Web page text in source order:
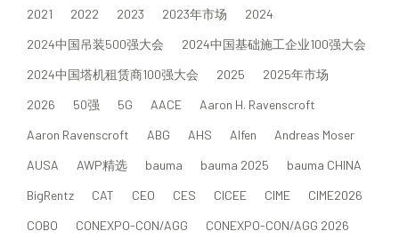
2021 2022 2023 2023年市场
2024
2024中国吊装500强大会
2024中国基础施工企业100强大会
2024中国塔机租赁商100强大会
2025
2025年市场
2026
50强 5G AACE
Aaron H. Ravenscroft
Aaron Ravenscroft
ABG AHS Alfen
Andreas Moser
AUSA
AWP精选 bauma bauma 2025
bauma CHINA
BigRentz
CAT CEO CES CICEE CIME
CIME2026
COBO
CONEXPO-CON/AGG
CONEXPO-CON/AGG 2026